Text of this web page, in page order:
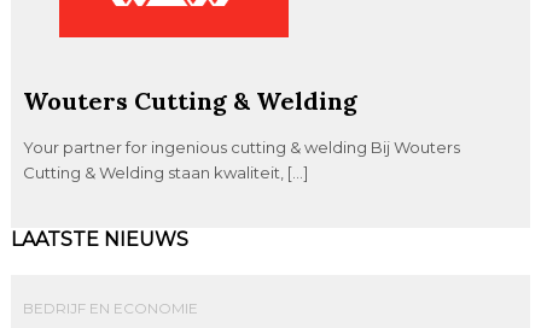
Wouters Cutting & Welding
Your partner for ingenious cutting & welding Bij Wouters
Cutting & Welding staan kwaliteit, […]
LAATSTE NIEUWS
BEDRIJF EN ECONOMIE